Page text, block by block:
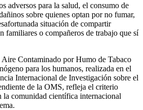
adversos para la salud, el consumo de
sobre quienes optan por no fumar,
situación de compartir
familiares o compañeros de trabajo que sí
Contaminado por Humo de Tabaco
para los humanos, realizada en el
Internacional de Investigación sobre el
de la OMS, refleja el criterio
la comunidad científica internacional